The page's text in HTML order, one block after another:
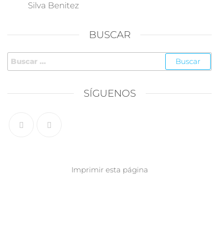
Silva Benitez
BUSCAR
SÍGUENOS
Imprimir esta página